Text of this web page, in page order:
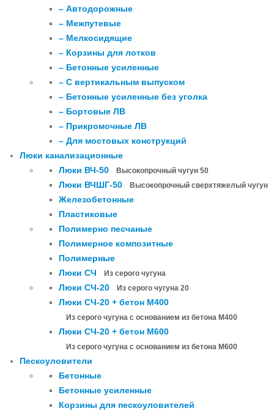
– Автодорожные
– Межпутевые
– Мелкосидящие
– Корзины для лотков
– Бетонные усиленные
– С вертикальным выпуском
– Бетонные усиленные без уголка
– Бортовые ЛВ
– Прикромочные ЛВ
– Для мостовых конструкций
Люки канализационные
Люки ВЧ-50
Высокопрочный чугун 50
Люки ВЧШГ-50 Высокопрочный сверхтяжелый чугун
Железобетонные
Пластиковые
Полимерно песчаные
Полимерное композитные
Полимерные
Люки СЧ
Из серого чугуна
Люки СЧ-20 Из серого чугуна 20
Люки СЧ-20 + бетон М400
Из серого чугуна с основанием из бетона М400
Люки СЧ-20 + бетон М600
Из серого чугуна с основанием из бетона М600
Пескоуловители
Бетонные
Бетонные усиленные
Корзины для пескоуловителей